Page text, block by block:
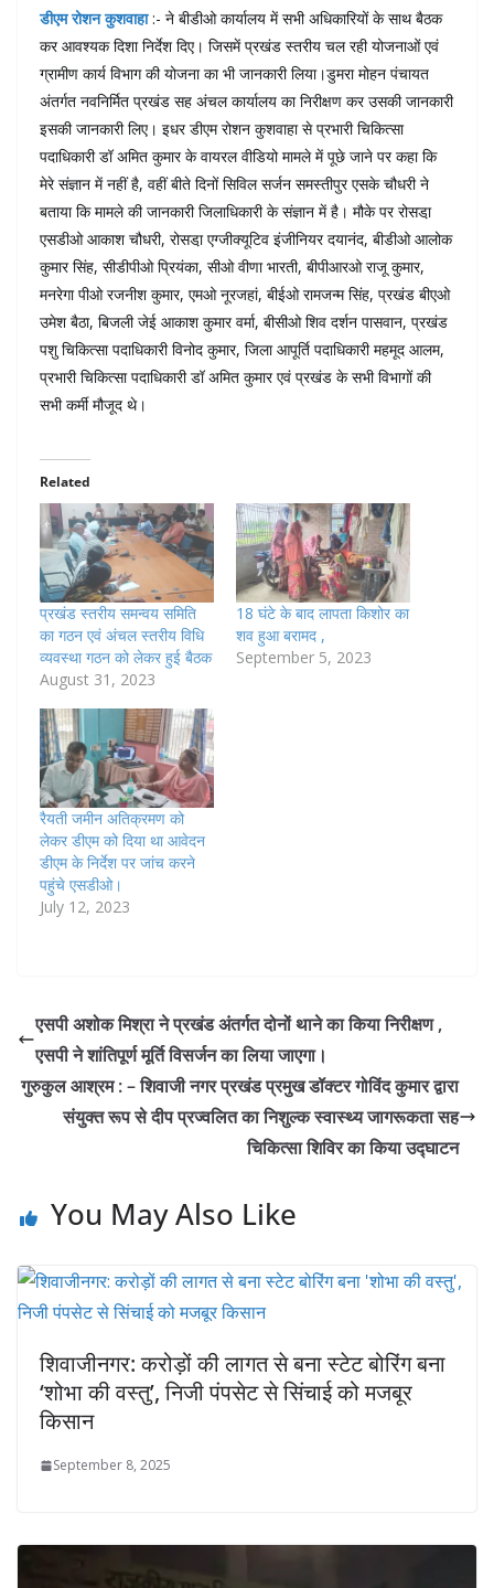
डीएम रोशन कुशवाहा:- ने बीडीओ कार्यालय में सभी अधिकारियों के साथ बैठक
कर आवश्यक दिशा निर्देश दिए। जिसमें प्रखंड स्तरीय चल रही योजनाओं एवं
ग्रामीण कार्य विभाग की योजना का भी जानकारी लिया।डुमरा मोहन पंचायत
अंतर्गत नवनिर्मित प्रखंड सह अंचल कार्यालय का निरीक्षण कर उसकी जानकारी
इसकी जानकारी लिए। इधर डीएम रोशन कुशवाहा से प्रभारी चिकित्सा
पदाधिकारी डॉ अमित कुमार के वायरल वीडियो मामले में पूछे जाने पर कहा कि
मेरे संज्ञान में नहीं है, वहीं बीते दिनों सिविल सर्जन समस्तीपुर एसके चौधरी ने
बताया कि मामले की जानकारी जिलाधिकारी के संज्ञान में है। मौके पर रोसडा़
एसडीओ आकाश चौधरी, रोसडा़ एग्जीक्यूटिव इंजीनियर दयानंद, बीडीओ आलोक
कुमार सिंह, सीडीपीओ प्रियंका, सीओ वीणा भारती, बीपीआरओ राजू कुमार,
मनरेगा पीओ रजनीश कुमार, एमओ नूरजहां, बीईओ रामजन्म सिंह, प्रखंड बीएओ
उमेश बैठा, बिजली जेई आकाश कुमार वर्मा, बीसीओ शिव दर्शन पासवान, प्रखंड
पशु चिकित्सा पदाधिकारी विनोद कुमार, जिला आपूर्ति पदाधिकारी महमूद आलम,
प्रभारी चिकित्सा पदाधिकारी डॉ अमित कुमार एवं प्रखंड के सभी विभागों की
सभी कर्मी मौजूद थे।
Related
प्रखंड स्तरीय समन्वय समिति
का गठन एवं अंचल स्तरीय विधि
व्यवस्था गठन को लेकर हुई बैठक
August 31, 2023
18 घंटे के बाद लापता किशोर का
शव हुआ बरामद ,
September 5, 2023
रैयती जमीन अतिक्रमण को
लेकर डीएम को दिया था आवेदन
डीएम के निर्देश पर जांच करने
पहुंचे एसडीओ।
July 12, 2023
एसपी अशोक मिश्रा ने प्रखंड अंतर्गत दोनों थाने का किया निरीक्षण ,
एसपी ने शांतिपूर्ण मूर्ति विसर्जन का लिया जाएगा।
गुरुकुल आश्रम : – शिवाजी नगर प्रखंड प्रमुख डॉक्टर गोविंद कुमार द्वारा
संयुक्त रूप से दीप प्रज्वलित का निशुल्क स्वास्थ्य जागरूकता सह
चिकित्सा शिविर का किया उद्घाटन
You May Also Like
शिवाजीनगर: करोड़ों की लागत से बना स्टेट बोरिंग बना
‘शोभा की वस्तु’, निजी पंपसेट से सिंचाई को मजबूर
किसान
September 8, 2025